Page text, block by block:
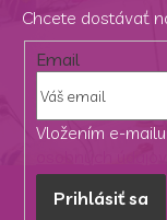
Chcete dostávať
Email
Vložením e-
Prihlásiť sa